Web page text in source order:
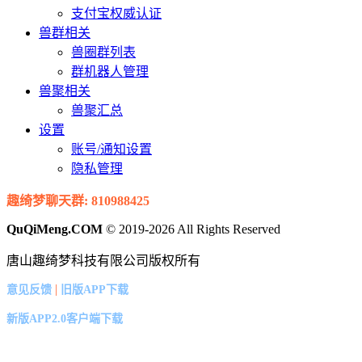
支付宝权威认证
兽群相关
兽圈群列表
群机器人管理
兽聚相关
兽聚汇总
设置
账号/通知设置
隐私管理
趣绮梦聊天群: 810988425
QuQiMeng.COM © 2019-2026 All Rights Reserved
唐山趣绮梦科技有限公司版权所有
意见反馈 | 旧版APP下载
新版APP2.0客户端下载